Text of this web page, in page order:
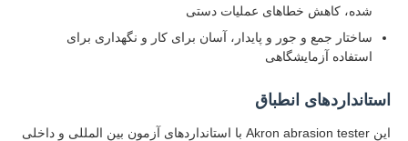
درخواست نقل قول
تجهیزات تست آزمایشگاهی
شده، کاهش خطاهای عملیات دستی
ساختار جمع و جور و پایدار، آسان برای کار و نگهداری برای
استفاده آزمایشگاهی
استانداردهای انطباق
این Akron abrasion tester با استانداردهای آزمون بین المللی و داخلی